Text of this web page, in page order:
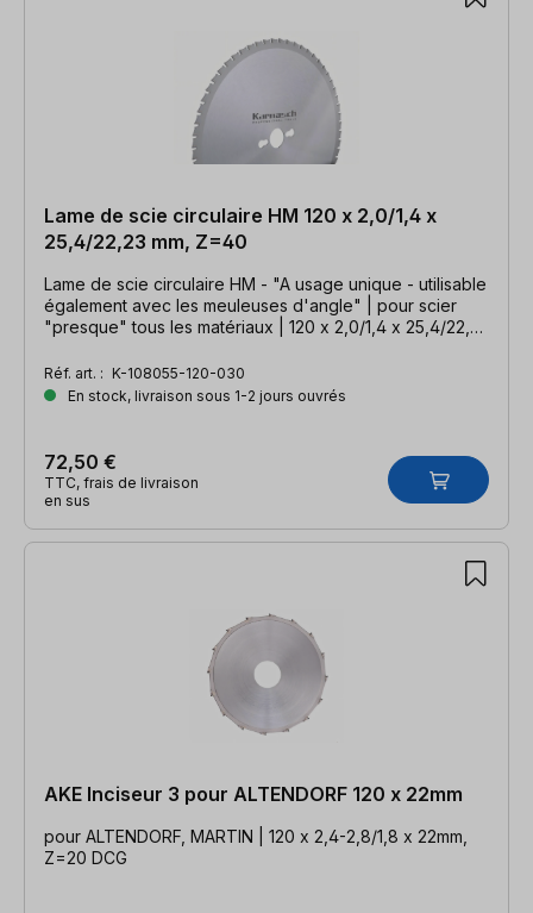
Lame de scie circulaire HM 120 x 2,0/1,4 x
25,4/22,23 mm, Z=40
Lame de scie circulaire HM - "A usage unique - utilisable
également avec les meuleuses d'angle" | pour scier
"presque" tous les matériaux | 120 x 2,0/1,4 x 25,4/22,23
Réf. art. : K-108055-120-030
En stock, livraison sous 1-2 jours ouvrés
72,50 €
TTC, frais de livraison
en sus
AKE Inciseur 3 pour ALTENDORF 120 x 22mm
pour ALTENDORF, MARTIN | 120 x 2,4-2,8/1,8 x 22mm,
Z=20 DCG